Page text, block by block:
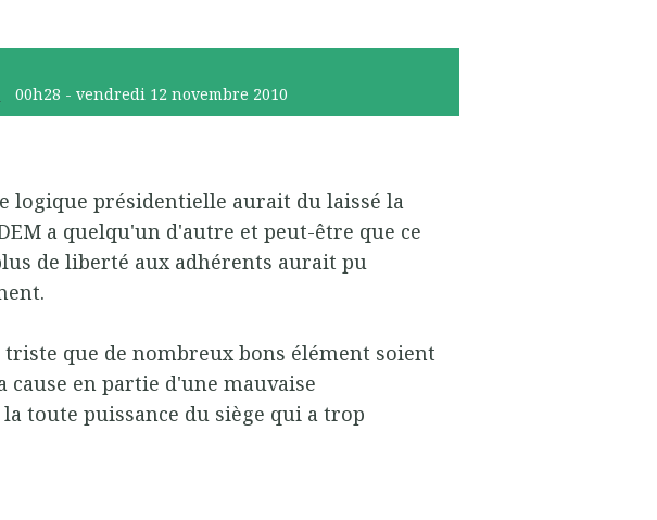
00h28 -vendredi 12 novembre 2010
logique présidentielle aurait du laissé la
a quelqu'un d'autre et peut-être que ce
de liberté aux adhérents aurait pu
triste que de nombreux bons élément soient
cause en partie d'une mauvaise
toute puissance du siège qui a trop